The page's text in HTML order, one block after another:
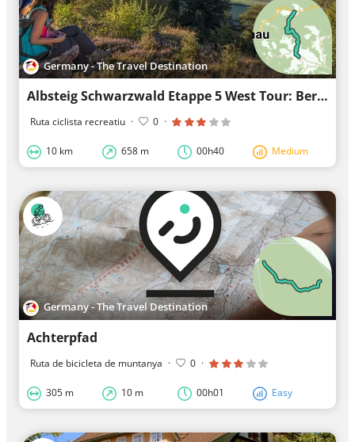
Germany - The Travel Destination
Albsteig Schwarzwald Etappe 5 West Tour: Bernau - Feldberg Passhöhe Genießer
Ruta ciclista recreatiu · 0 ·
10 km 658 m 00h40 Medium
Germany - The Travel Destination
Achterpfad
Ruta de bicicleta de muntanya · 0 ·
305 m 10 m 00h01 Easy